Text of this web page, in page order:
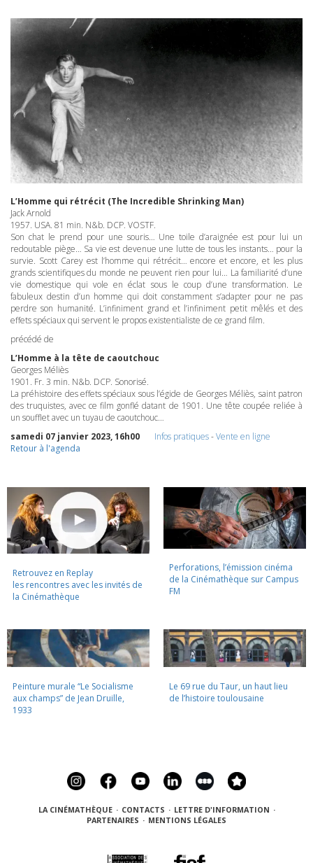
L’Homme qui rétrécit (The Incredible Shrinking Man)
Jack Arnold
1957. USA. 81 min. N&b. DCP. VOSTF.
Son chat le prend pour une souris… Une toile d’araignée est pour lui un
redoutable piège… Sa vie est devenue une lutte de tous les instants… pour la
survie. Scott Carey est l’homme qui rétrécit… encore et encore, et les plus
grands scientifiques du monde ne peuvent rien pour lui… La familiarité d’une
vie domestique qui vole en éclat sous le coup d’une transformation. Le
fabuleux destin d’un homme qui doit constamment s’adapter pour ne pas
perdre son humanité. L’infiniment grand et l’infiniment petit mêlés et des
effets spéciaux qui servent le propos existentialiste de ce grand film.
précédé de
L’Homme à la tête de caoutchouc
Georges Méliès
1901. Fr. 3 min. N&b. DCP. Sonorisé.
La préhistoire des effets spéciaux sous l’égide de Georges Méliès, saint patron
des truquistes, avec ce film gonflé datant de 1901. Une tête coupée reliée à
un soufflet avec un tuyau de caoutchouc…
samedi 07 janvier 2023, 16h00
Infos pratiques-Vente en ligne
Retour à l'agenda
Retrouvez en Replay
les rencontres avec les invités de
la Cinémathèque
Perforations, l’émission cinéma
de la Cinémathèque sur Campus
FM
Peinture murale “Le Socialisme
aux champs” de Jean Druille,
1933
Le 69 rue du Taur, un haut lieu
de l’histoire toulousaine
LA CINÉMATHÈQUE · CONTACTS · LETTRE D'INFORMATION ·
PARTENAIRES · MENTIONS LÉGALES